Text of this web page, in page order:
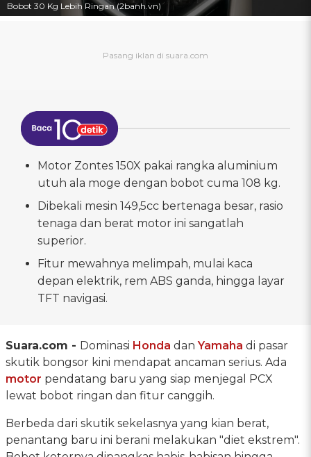
Bobot 30 Kg Lebih Ringan (2banh.vn)
Motor Zontes 150X pakai rangka aluminium
utuh ala moge dengan bobot cuma 108 kg.
Dibekali mesin 149,5cc bertenaga besar, rasio
tenaga dan berat motor ini sangatlah
superior.
Fitur mewahnya melimpah, mulai kaca
depan elektrik, rem ABS ganda, hingga layar
TFT navigasi.
Suara.com - Dominasi Honda danYamaha di pasar
skutik bongsor kini mendapat ancaman serius. Ada
motor pendatang baru yang siap menjegal PCX
lewat bobot ringan dan fitur canggih.
Berbeda dari skutik sekelasnya yang kian berat,
penantang baru ini berani melakukan "diet ekstrem".